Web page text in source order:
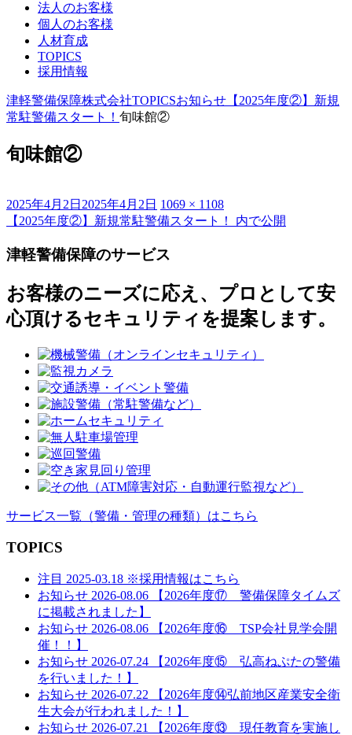
法人のお客様
個人のお客様
人材育成
TOPICS
採用情報
津軽警備保障株式会社TOPICSお知らせ 【2025年度②】新規
常駐警備スタート！ 旬味館②
旬味館②
投
稿
2025年4月2日 2025年4月2日 フ
ル
イ
1069 × 1108
投
稿
ビ
ゲ
【2025年度②】新規常駐警備スタート！ 内で公開
津軽警備保障のサービス
お客様のニーズに応え、プロとして安
心頂けるセキュリティを提案します。
サービス一覧 （警備・管理の種類） はこちら
TOPICS
注目 2025-03.18 ※採用情報はこちら
お知らせ 2026-08.06
【2026年度⑰ 警備保障タイムズ
に掲載されました】
お知らせ 2026-08.06
【2026年度⑯ TSP会社見学会開
催！！】
お知らせ 2026-07.24
【2026年度⑮ 弘高ねぷたの警備
を行いました！】
お知らせ 2026-07.22
【2026年度⑭弘前地区産業安全衛
生大会が行われました！】
お知らせ 2026-07.21
【2026年度⑬ 現任教育を実施し